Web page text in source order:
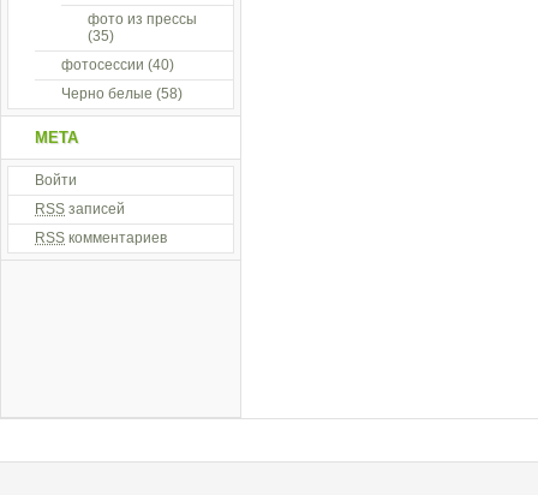
фото из прессы
(35)
фотосессии (40)
Черно белые (58)
МЕТА
Войти
RSS записей
RSS комментариев